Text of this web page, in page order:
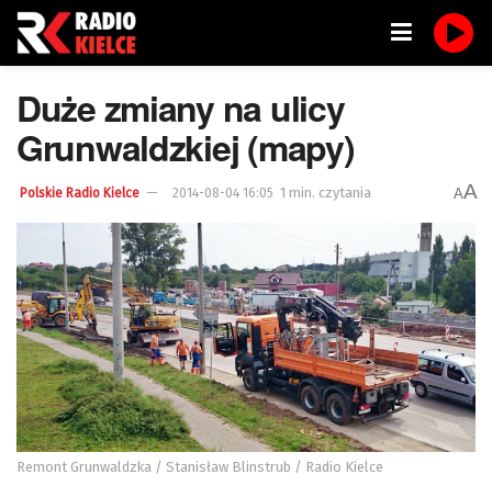
Duże zmiany na ulicy
Grunwaldzkiej (mapy)
Polskie Radio Kielce 2014-08-04 16:05 1 min. czytania AA
Remont Grunwaldzka / Stanisław Blinstrub / Radio Kielce